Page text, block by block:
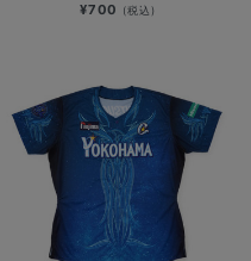
¥700 (税込)